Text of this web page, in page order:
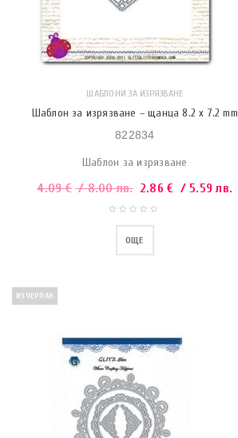
ШАБЛОНИ ЗА ИЗРЯЗВАНЕ
Шаблон за изрязване – щанца 8.2 x 7.2 mm
822834
Шаблон за изрязване
4.09€ / 8.00 лв. 2.86€ / 5.59 лв.
ОЩЕ
ИЗЧЕРПАН